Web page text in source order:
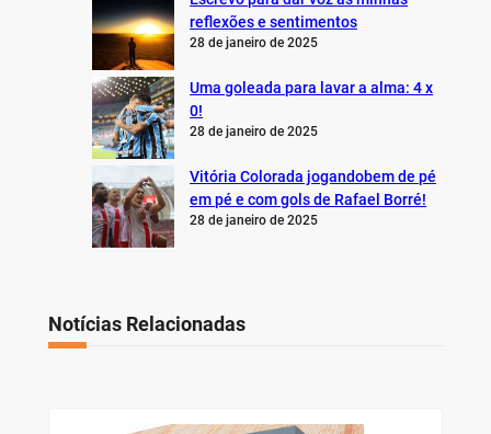
reflexões e sentimentos
28 de janeiro de 2025
Uma goleada para lavar a alma: 4 x
0!
28 de janeiro de 2025
Vitória Colorada jogandobem de pé
em pé e com gols de Rafael Borré!
28 de janeiro de 2025
Notícias Relacionadas